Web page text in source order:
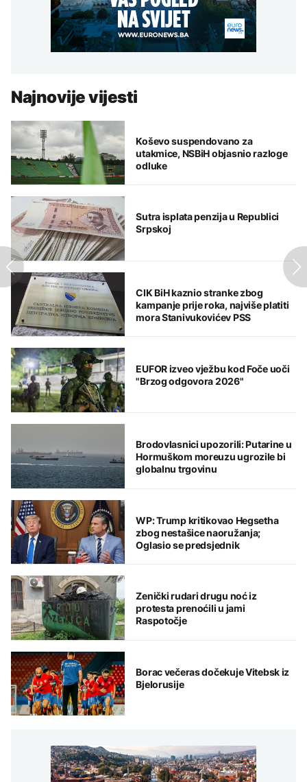
Najnovije vijesti
Koševo suspendovano za
utakmice, NSBiH objasnio razloge
odluke
Sutra isplata penzija u Republici
Srpskoj
CIK BiH kaznio stranke zbog
kampanje prije roka, najviše platiti
mora Stanivukovićev PSS
EUFOR izveo vježbu kod Foče uoči
"Brzog odgovora 2026"
Brodovlasnici upozorili: Putarine u
Hormuškom moreuzu ugrozile bi
globalnu trgovinu
WP: Trump kritikovao Hegsetha
zbog nestašice naoružanja;
Oglasio se predsjednik
Zenički rudari drugu noć iz
protesta prenoćili u jami
Raspotočje
Borac večeras dočekuje Vitebsk iz
Bjelorusije